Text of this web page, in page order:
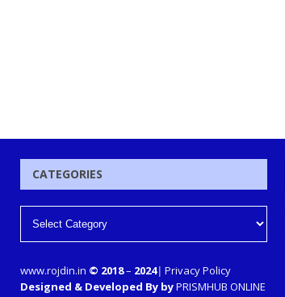
CATEGORIES
www.rojdin.in © 2018– 2024| Privacy Policy
Designed & Developed By byPRISMHUB ONLINE